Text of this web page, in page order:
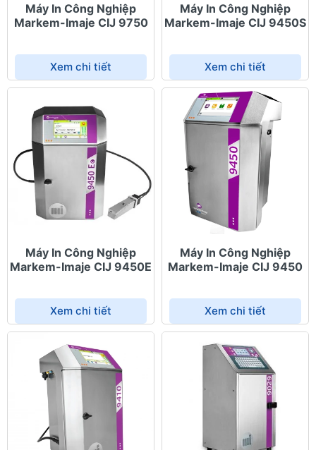
Máy In Công Nghiệp
Markem-Imaje CIJ 9750
Xem chi tiết
Máy In Công Nghiệp
Markem-Imaje CIJ 9450S
Xem chi tiết
Máy In Công Nghiệp
Markem-Imaje CIJ 9450E
Xem chi tiết
Máy In Công Nghiệp
Markem-Imaje CIJ 9450
Xem chi tiết